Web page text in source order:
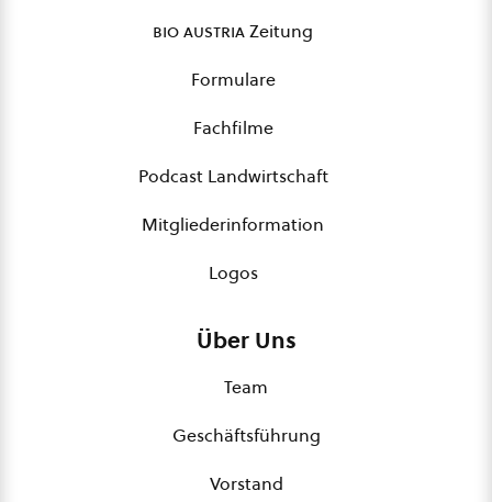
bio austriaZeitung
Formulare
Fachfilme
Podcast Landwirtschaft
Mitgliederinformation
Logos
Über Uns
Team
Geschäftsführung
Vorstand